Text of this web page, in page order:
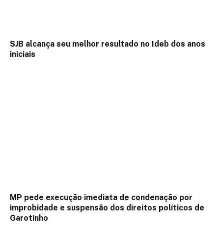
SJB alcança seu melhor resultado no Ideb dos anos
iniciais
MP pede execução imediata de condenação por
improbidade e suspensão dos direitos políticos de
Garotinho